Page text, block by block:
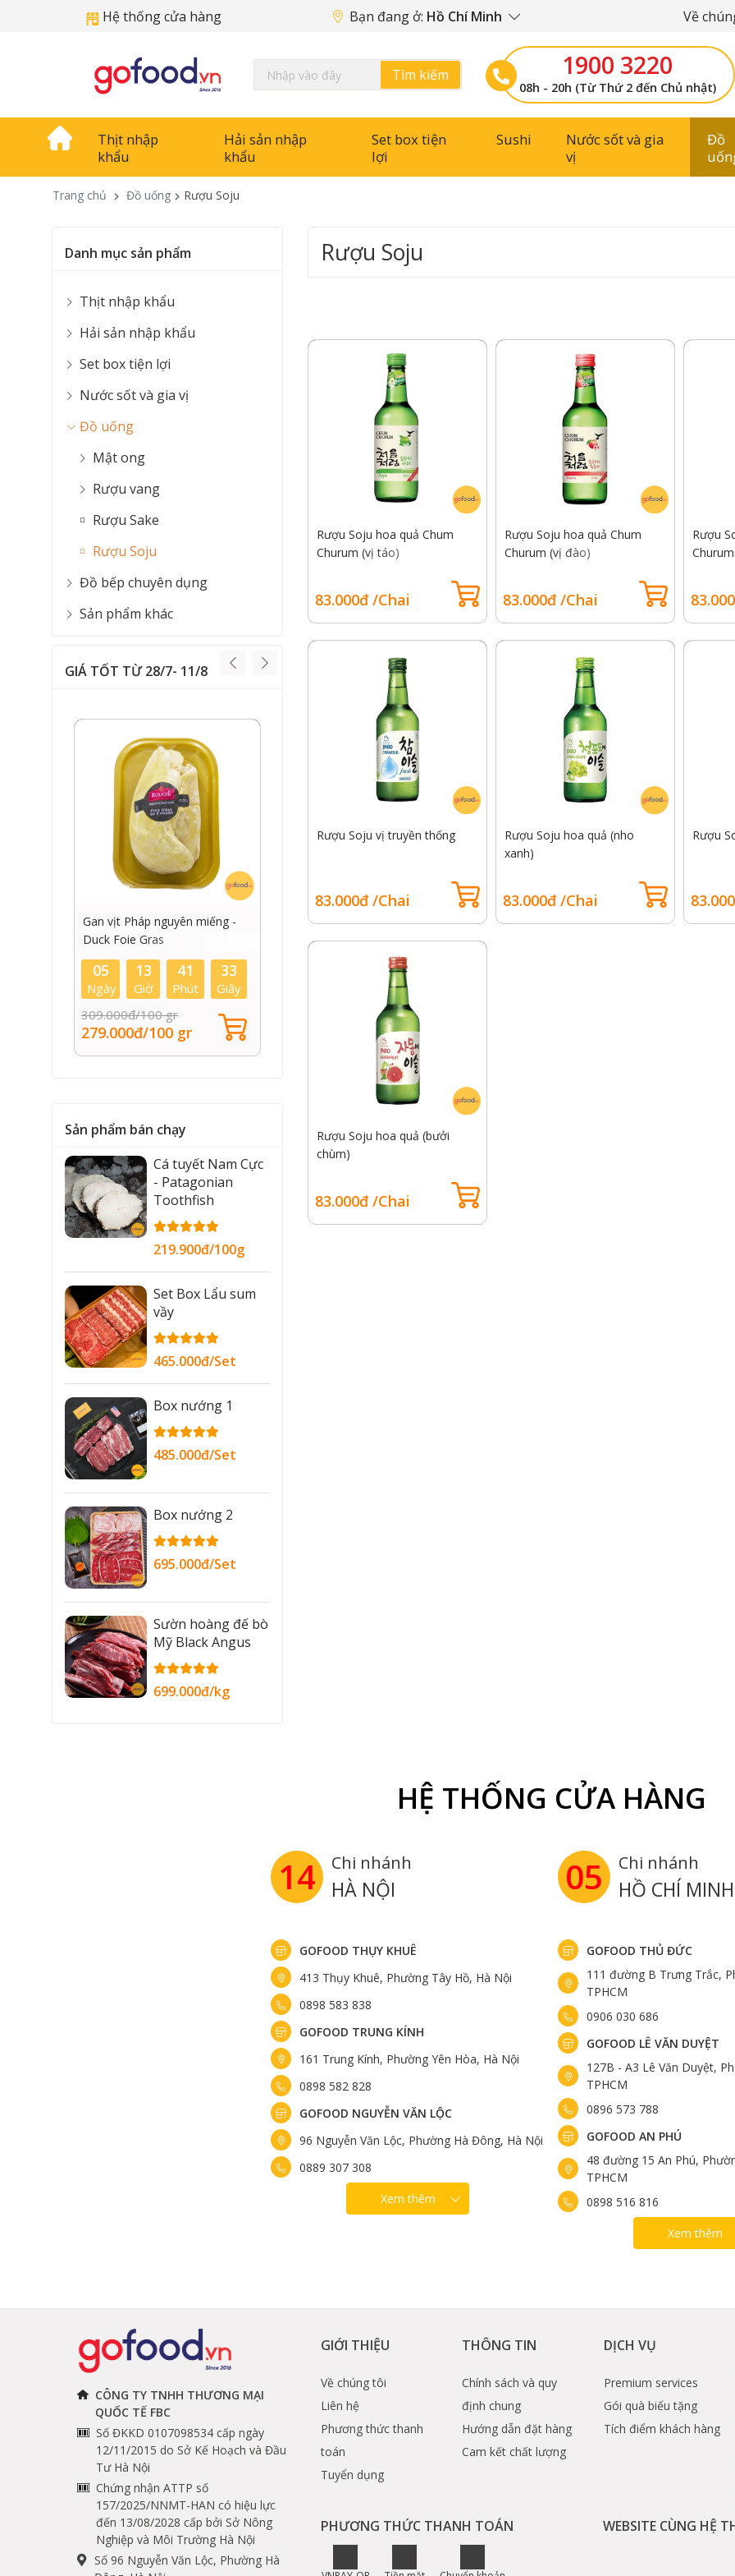
Hệ thống cửa hàng Bạn đang ở: Hồ Chí Minh Về
Tìm kiếm 1900 3220
08h - 20h (Từ Thứ 2 đến Chủ nhật)
Thịt nhập
khẩu
Hải sản nhập
khẩu
Set box tiện
lợi
Sushi
Nước sốt và gia
vị
Đồ
Trang chủ Đồ uống Rượu Soju
Rượu Soju
Rượu Soju hoa quả Chum
Churum (vị táo)
83.000đ /Chai
Rượu Soju hoa quả Chum
Churum (vị đào)
83.000đ /Chai
Rượu
Rượu Soju vị truyền thống
83.000đ /Chai
Rượu Soju hoa quả (nho
xanh)
83.000đ /Chai
Rượu
Rượu Soju hoa quả (bưởi
chùm)
83.000đ /Chai
Danh mục sản phẩm
Thịt nhập khẩu
Hải sản nhập khẩu
Set box tiện lợi
Nước sốt và gia vị
Đồ uống
Mật ong
Rượu vang
Rượu Sake
Rượu Soju
Đồ bếp chuyên dụng
Sản phẩm khác
GIÁ TỐT TỪ 28/7- 11/8
Gan vịt Pháp nguyên miếng -
Duck Foie Gras
05
Ngày
13
Giờ
41
Phút
32
Giây
309.000đ/100 gr
279.000đ/100 gr
Ruốc cá hồi Nauy 70g GOFOOD
41
Phút
119.000đ/lọ
79.000đ/lọ
Thăn nội Wagyu Úc King River
Sản phẩm bán chạy
Cá tuyết Nam Cực
- Patagonian
Toothfish
219.900đ/100g
Set Box Lẩu sum
vầy
465.000đ/Set
Box nướng 1
485.000đ/Set
Box nướng 2
695.000đ/Set
Sườn hoàng đế bò
Mỹ Black Angus
699.000đ/kg
HỆ THỐNG CỬA HÀNG
14 Chi nhánh
HÀ NỘI
GOFOOD THỤY KHUÊ
413 Thụy Khuê, Phường Tây Hồ, Hà Nội
0898 583 838
GOFOOD TRUNG KÍNH
161 Trung Kính, Phường Yên Hòa, Hà Nội
0898 582 828
GOFOOD NGUYỄN VĂN LỘC
96 Nguyễn Văn Lộc, Phường Hà Đông, Hà Nội
0889 307 308
Xem thêm
05 Chi nhánh
HỒ CHÍ MINH
GOFOOD THỦ ĐỨC
111 đường B Trưng Trắc,
TPHCM
0906 030 686
GOFOOD LÊ VĂN DUYỆT
127B - A3 Lê Văn Duyệt,
TPHCM
0896 573 788
GOFOOD AN PHÚ
48 đường 15 An Phú,
TPHCM
0898 516 816
Xem thêm
CÔNG TY TNHH THƯƠNG MẠI
QUỐC TẾ FBC
Số ĐKKD 0107098534 cấp ngày
12/11/2015 do Sở Kế Hoạch và Đầu
Tư Hà Nội
Chứng nhận ATTP số
157/2025/NNMT-HAN có hiệu lực
đến 13/08/2028 cấp bởi Sở Nông
Nghiệp và Môi Trường Hà Nội
Số 96 Nguyễn Văn Lộc, Phường Hà
GIỚI THIỆU
Về chúng tôi
Liên hệ
Phương thức thanh
toán
Tuyển dụng
THÔNG TIN
Chính sách và quy
định chung
Hướng dẫn đặt hàng
Cam kết chất lượng
DỊCH VỤ
Premium services
Gói quà biếu tặng
Tích điểm khách hàng
PHƯƠNG THỨC THANH TOÁN WEBSITE CÙNG HỆ